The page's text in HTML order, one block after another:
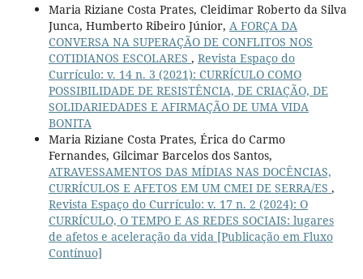
Maria Riziane Costa Prates, Cleidimar Roberto da Silva
Junca, Humberto Ribeiro Júnior, A FORÇA DA
CONVERSA NA SUPERAÇÃO DE CONFLITOS NOS
COTIDIANOS ESCOLARES , Revista Espaço do
Currículo: v. 14 n. 3 (2021): CURRÍCULO COMO
POSSIBILIDADE DE RESISTÊNCIA, DE CRIAÇÃO, DE
SOLIDARIEDADES E AFIRMAÇÃO DE UMA VIDA
BONITA
Maria Riziane Costa Prates, Érica do Carmo
Fernandes, Gilcimar Barcelos dos Santos,
ATRAVESSAMENTOS DAS MÍDIAS NAS DOCÊNCIAS,
CURRÍCULOS E AFETOS EM UM CMEI DE SERRA/ES ,
Revista Espaço do Currículo: v. 17 n. 2 (2024): O
CURRÍCULO, O TEMPO E AS REDES SOCIAIS: lugares
de afetos e aceleração da vida [Publicação em Fluxo
Contínuo]